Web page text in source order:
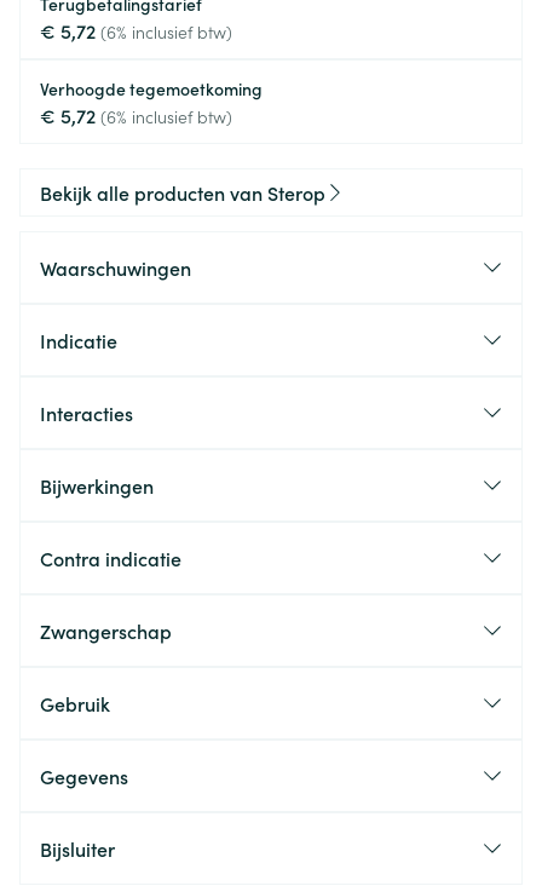
€ 5,72 (6% inclusief btw)
Verhoogde tegemoetkoming
€ 5,72 (6% inclusief btw)
Bekijk alle producten van Sterop
Waarschuwingen
Indicatie
Interacties
Bijwerkingen
Contra indicatie
Zwangerschap
Gebruik
Gegevens
Bijsluiter